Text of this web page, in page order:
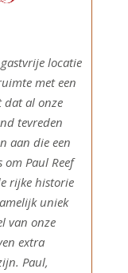
locatie
met een
dat al onze
tevreden
aan die een
Paul Reef
rijke historie
uniek
van onze
extra
Paul,